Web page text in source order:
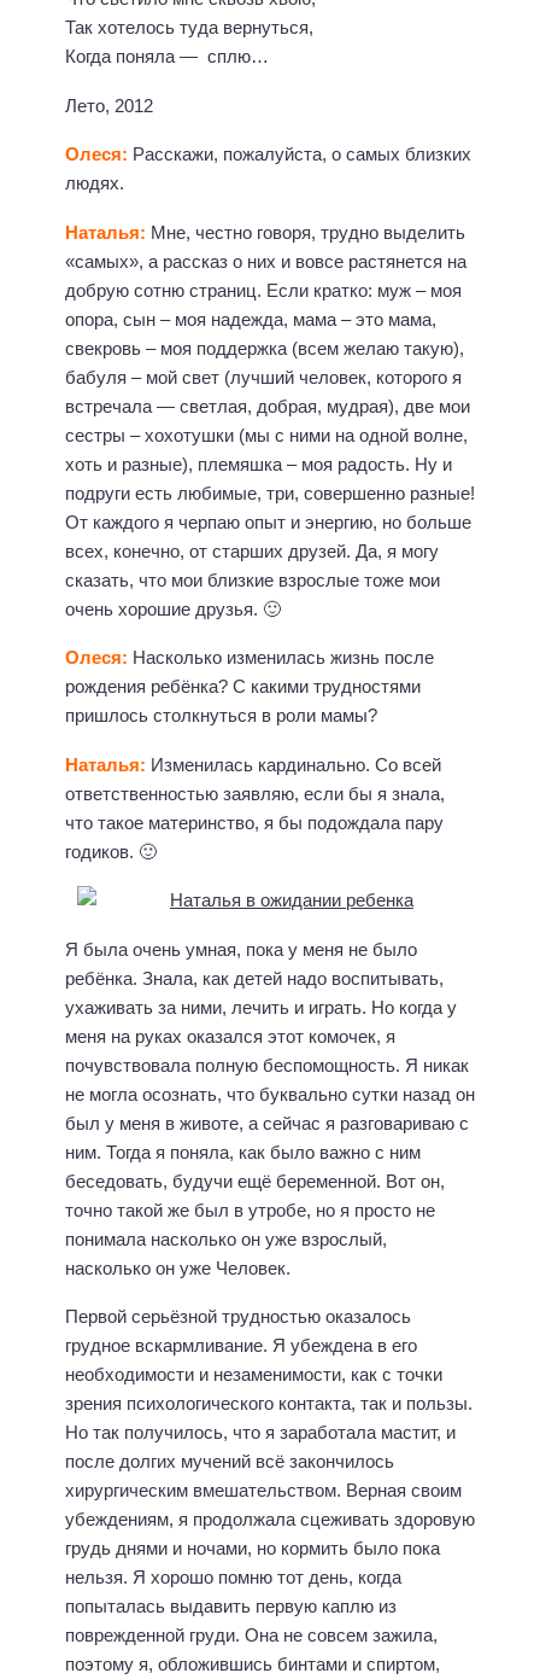
Так хотелось туда вернуться,
Когда поняла — сплю…
Лето, 2012
Олеся: Расскажи, пожалуйста, о самых близких
людях.
Наталья: Мне, честно говоря, трудно выделить
«самых», а рассказ о них и вовсе растянется на
добрую сотню страниц. Если кратко: муж – моя
опора, сын – моя надежда, мама – это мама,
свекровь – моя поддержка (всем желаю такую),
бабуля – мой свет (лучший человек, которого я
встречала — светлая, добрая, мудрая), две мои
сестры – хохотушки (мы с ними на одной волне,
хоть и разные), племяшка – моя радость. Ну и
подруги есть любимые, три, совершенно разные!
От каждого я черпаю опыт и энергию, но больше
всех, конечно, от старших друзей. Да, я могу
сказать, что мои близкие взрослые тоже мои
очень хорошие друзья. 🙂
Олеся: Насколько изменилась жизнь после
рождения ребёнка? С какими трудностями
пришлось столкнуться в роли мамы?
Наталья: Изменилась кардинально. Со всей
ответственностью заявляю, если бы я знала,
что такое материнство, я бы подождала пару
годиков. 🙂
Я была очень умная, пока у меня не было
ребёнка. Знала, как детей надо воспитывать,
ухаживать за ними, лечить и играть. Но когда у
меня на руках оказался этот комочек, я
почувствовала полную беспомощность. Я никак
не могла осознать, что буквально сутки назад он
был у меня в животе, а сейчас я разговариваю с
ним. Тогда я поняла, как было важно с ним
беседовать, будучи ещё беременной. Вот он,
точно такой же был в утробе, но я просто не
понимала насколько он уже взрослый,
насколько он уже Человек.
Первой серьёзной трудностью оказалось
грудное вскармливание. Я убеждена в его
необходимости и незаменимости, как с точки
зрения психологического контакта, так и пользы.
Но так получилось, что я заработала мастит, и
после долгих мучений всё закончилось
хирургическим вмешательством. Верная своим
убеждениям, я продолжала сцеживать здоровую
грудь днями и ночами, но кормить было пока
нельзя. Я хорошо помню тот день, когда
попыталась выдавить первую каплю из
поврежденной груди. Она не совсем зажила,
поэтому я, обложившись бинтами и спиртом,